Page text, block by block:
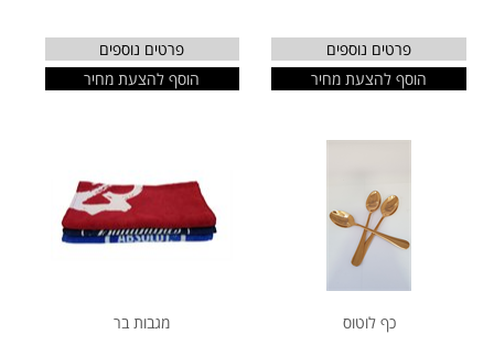
פרטים נוספים
הוסף להצעת מחיר
פרטים נוספים
הוסף להצעת מחיר
כף לוטוס מגבות בר